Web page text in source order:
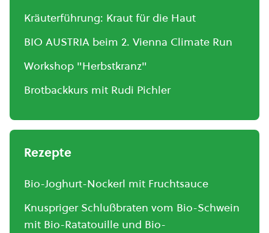
Kräuterführung: Kraut für die Haut
BIO AUSTRIA beim 2. Vienna Climate Run
Workshop "Herbstkranz"
Brotbackkurs mit Rudi Pichler
Rezepte
Bio-Joghurt-Nockerl mit Fruchtsauce
Knuspriger Schlußbraten vom Bio-Schwein
mit Bio-Ratatouille und Bio-